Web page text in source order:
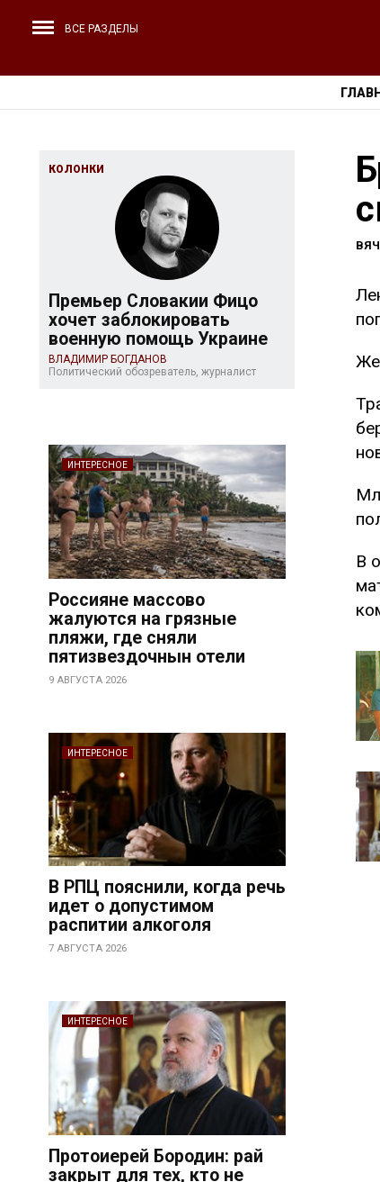
ВСЕ РАЗДЕЛЫ
КОЛОНКИ
Премьер Словакии Фицо
хочет заблокировать
военную помощь Украине
ВЛАДИМИР БОГДАНОВ
Политический обозреватель, журналист
ИНТЕРЕСНОЕ
Россияне массово
жалуются на грязные
пляжи, где сняли
пятизвездочнын отели
9 АВГУСТА 2026
ИНТЕРЕСНОЕ
В РПЦ пояснили, когда речь
идет о допустимом
распитии алкоголя
7 АВГУСТА 2026
ИНТЕРЕСНОЕ
Протоиерей Бородин: рай
закрыт для тех, кто не
В